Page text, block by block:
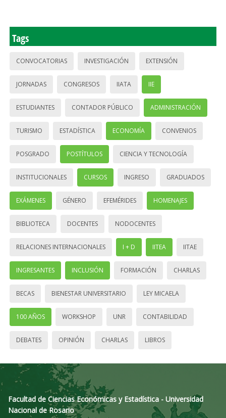
Tags
CONVOCATORIAS INVESTIGACIÓN EXTENSIÓN
JORNADAS CONGRESOS IIATA IIE
ESTUDIANTES CONTADOR PÚBLICO ADMINISTRACIÓN
TURISMO ESTADÍSTICA ECONOMÍA CONVENIOS
POSGRADO POSTÍTULOS CIENCIA Y TECNOLOGÍA
INSTITUCIONALES CURSOS INGRESO GRADUADOS
EXÁMENES GÉNERO EFEMÉRIDES HOMENAJES
BIBLIOTECA DOCENTES NODOCENTES
RELACIONES INTERNACIONALES I + D IITEA IITAE
INGRESANTES INCLUSIÓN FORMACIÓN CHARLAS
BECAS BIENESTAR UNIVERSITARIO LEY MICAELA
100 AÑOS WORKSHOP UNR CONTABILIDAD
DEBATES OPINIÓN CHARLAS LIBROS
Facultad de Ciencias Económicas y Estadística - Universidad
Nacional de Rosario